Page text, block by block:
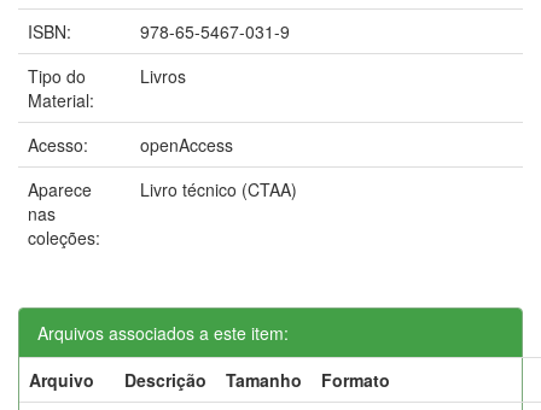
ISBN:
978-65-5467-031-9
Tipo do
Material:
Livros
Acesso:
openAccess
Aparece
nas
coleções:
Livro técnico (CTAA)
Arquivos associados a este item:
Arquivo
Descrição Tamanho
Formato